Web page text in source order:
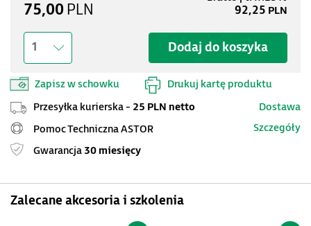
Dodaj do koszyka
1
Zapisz w schowku Drukuj kartę produktu
75,00 PLN 92,25 PLN
Przesyłka kurierska - 25 PLN netto
Dostawa
Pomoc Techniczna ASTOR
Szczegóły
Gwarancja 30 miesięcy
Zalecane akcesoria i szkolenia